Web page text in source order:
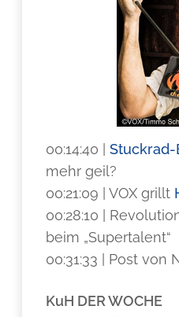
00:14:40 |Stuckrad-
mehr geil?
00:21:09 | VOX grillt
00:28:10 |
beim „Supertalent“
00:31:33 | Post von
KuH DER WOCHE